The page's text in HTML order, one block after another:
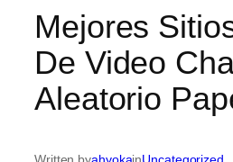
Mejores
De Video
Aleatorio